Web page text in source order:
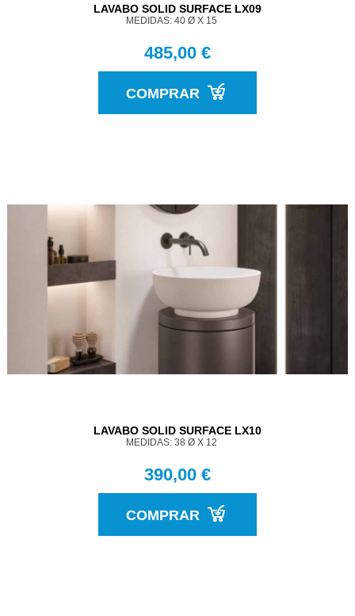
LAVABO SOLID SURFACE LX09
MEDIDAS: 40 Ø X 15
485,00 €
COMPRAR
LAVABO SOLID SURFACE LX10
MEDIDAS: 38 Ø X 12
390,00 €
COMPRAR